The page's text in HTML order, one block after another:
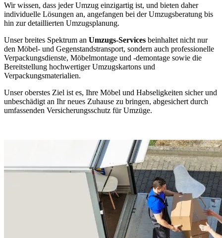
Wir wissen, dass jeder Umzug einzigartig ist, und bieten daher
individuelle Lösungen an, angefangen bei der Umzugsberatung bis
hin zur detaillierten Umzugsplanung.
Unser breites Spektrum an Umzugs-Services beinhaltet nicht nur
den Möbel- und Gegenstandstransport, sondern auch professionelle
Verpackungsdienste, Möbelmontage und -demontage sowie die
Bereitstellung hochwertiger Umzugskartons und
Verpackungsmaterialien.
Unser oberstes Ziel ist es, Ihre Möbel und Habseligkeiten sicher und
unbeschädigt an Ihr neues Zuhause zu bringen, abgesichert durch
umfassenden Versicherungsschutz für Umzüge.